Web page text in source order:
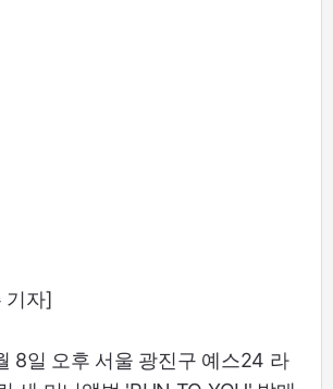
기자]
8일 오후 서울 광진구 예스24 라